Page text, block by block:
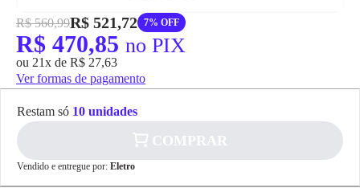
R$ 560,99R$ 521,72 7% OFF
R$ 470,85 no PIX
ou 21x de R$ 27,63
Ver formas de pagamento
✕
pagamento
Restam só 10 unidades
COMPRAR
Vendido e entregue por: Eletro